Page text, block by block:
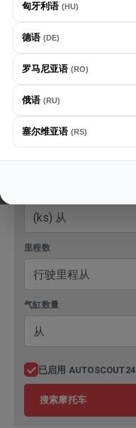
匈牙利语 (HU)
德语 (DE)
罗马尼亚语 (RO)
俄语 (RU)
塞尔维亚语 (RS)
提示
选择...
功率 (KW)
里程数
气缸数量
已启用 AUTOSCOUT24
搜索摩托车